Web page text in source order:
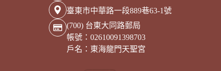
臺東市中華路一段889巷63-1號
(700) 台東大同路郵局
帳號：02610091398703
戶名：東海龍門天聖宮